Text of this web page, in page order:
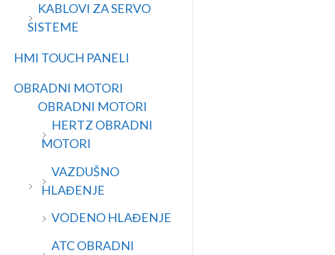
KABLOVI ZA SERVO
SISTEME
HMI TOUCH PANELI
OBRADNI MOTORI
OBRADNI MOTORI
HERTZ OBRADNI
MOTORI
VAZDUŠNO
HLAĐENJE
VODENO HLAĐENJE
ATC OBRADNI